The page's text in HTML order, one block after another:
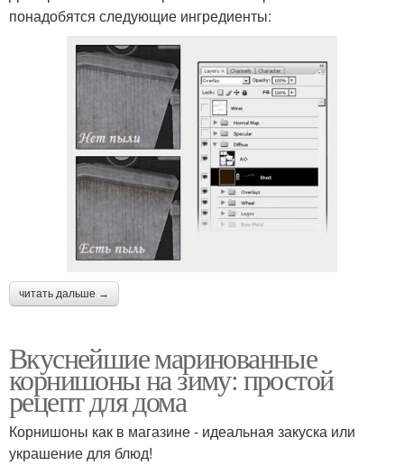
понадобятся следующие ингредиенты:
читать дальше →
Вкуснейшие маринованные
корнишоны на зиму: простой
рецепт для дома
Корнишоны как в магазине - идеальная закуска или
украшение для блюд!